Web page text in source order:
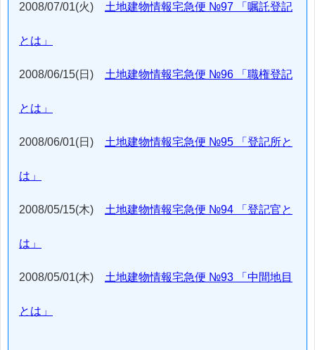
2008/07/01(火) 土地建物情報宅急便 №97 「嘱託登記
とは」
2008/06/15(日) 土地建物情報宅急便 №96 「職権登記
とは」
2008/06/01(日) 土地建物情報宅急便 №95 「登記所と
は」
2008/05/15(木) 土地建物情報宅急便 №94 「登記官と
は」
2008/05/01(木) 土地建物情報宅急便 №93 「中間地目
とは」